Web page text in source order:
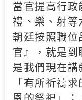
當官提高行政
禮、樂、射等
朝廷按照職位
官』，就是到
是我們現在講
「有所祈禱